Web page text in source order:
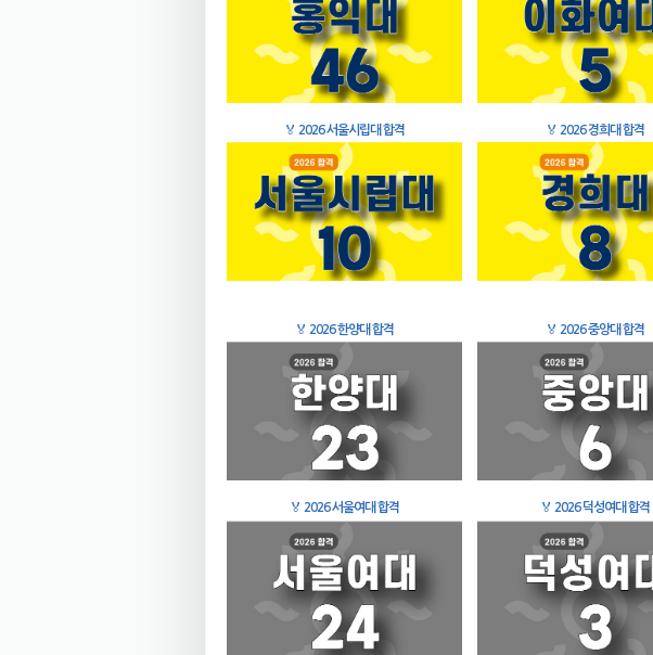
🏅 2026 서울시립대 합격 🏅 2026 경희대 합격
🏅 2026 한양대 합격 🏅 2026 중앙대 합격
🏅 2026 서울여대 합격 🏅 2026 덕성여대 합격